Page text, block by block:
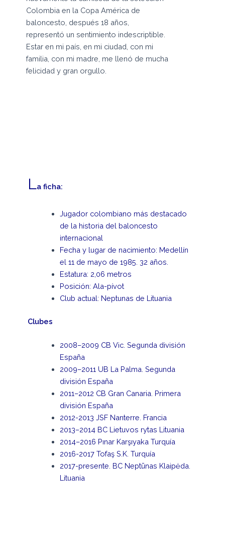
Colombia en la Copa América de
baloncesto, después 18 años,
representó un sentimiento indescriptible.
Estar en mi país, en mi ciudad, con mi
familia, con mi madre, me llenó de mucha
felicidad y gran orgullo.
La ficha:
Jugador colombiano más destacado
de la historia del baloncesto
internacional
Fecha y lugar de nacimiento: Medellín
el 11 de mayo de 1985. 32 años.
Estatura: 2,06 metros
Posición: Ala-pívot
Club actual: Neptunas de Lituania
Clubes
2008–2009 CB Vic. Segunda división
España
2009–2011 UB La Palma. Segunda
división España
2011–2012 CB Gran Canaria. Primera
división España
2012-2013 JSF Nanterre. Francia
2013–2014 BC Lietuvos rytas Lituania
2014–2016 Pınar Karşıyaka Turquía
2016-2017 Tofaş S.K. Turquía
2017-presente. BC Neptūnas Klaipėda.
Lituania